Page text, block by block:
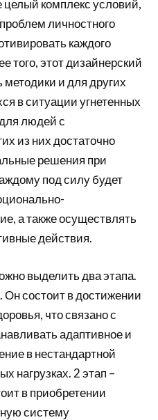
комплекс условий,
личностного
каждого
того, этот дизайнерский
и для других
в ситуации угнетенных
людей с
из них достаточно
решения при
под силу будет
а также осуществлять
действия.
выделить два этапа.
Он состоит в достижении
что связано с
адаптивное и
в нестандартной
нагрузках. 2 этап –
в приобретении
систему